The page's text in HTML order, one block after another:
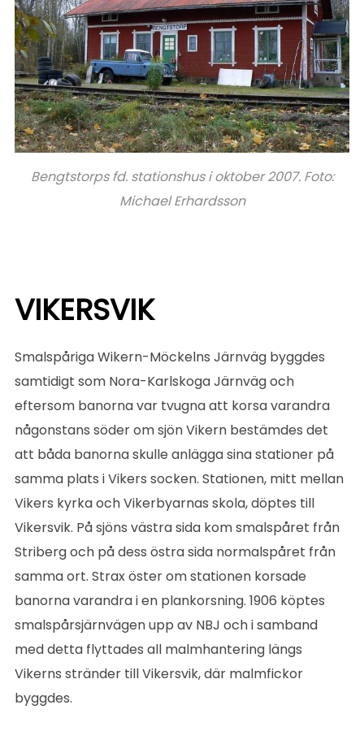
Bengtstorps fd. stationshus i oktober 2007. Foto:
Michael Erhardsson
VIKERSVIK
Smalspåriga Wikern-Möckelns Järnväg byggdes
samtidigt som Nora-Karlskoga Järnväg och
eftersom banorna var tvugna att korsa varandra
någonstans söder om sjön Vikern bestämdes det
att båda banorna skulle anlägga sina stationer på
samma plats i Vikers socken. Stationen, mitt mellan
Vikers kyrka och Vikerbyarnas skola, döptes till
Vikersvik. På sjöns västra sida kom smalspåret från
Striberg och på dess östra sida normalspåret från
samma ort. Strax öster om stationen korsade
banorna varandra i en plankorsning. 1906 köptes
smalspårsjärnvägen upp av NBJ och i samband
med detta flyttades all malmhantering längs
Vikerns stränder till Vikersvik, där malmfickor
byggdes.